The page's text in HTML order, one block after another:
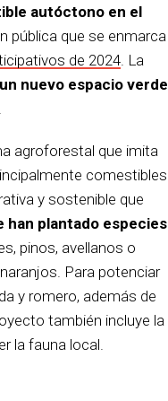
autóctono en el
pública que se enmarca
de 2024 . La
nuevo espacio verde
agroforestal que imita
comestibles
y sostenible que
han plantado especies
pinos, avellanos o
Para potenciar
y romero, además de
también incluye la
la fauna local.